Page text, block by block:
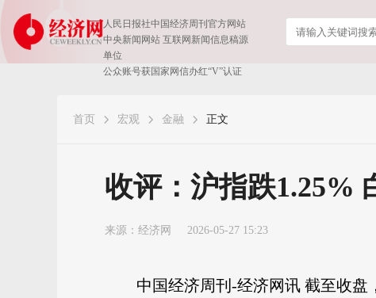
人民日报社中国经济周刊官方网站
中央新闻网站 互联网新闻信息稿源
单位
公众账号获国家网信办红“V”认证
首页 宏观 金融 正文
收评：沪指跌1.25%
来源： 经济网 2026-05-27 15:23
中国经济周刊-经济网讯 截至收盘